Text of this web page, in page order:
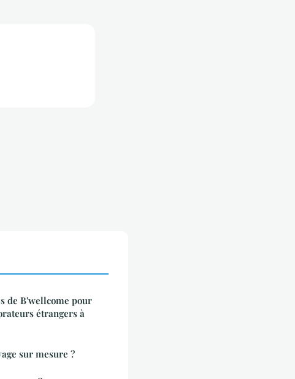
de B'wellcome pour
étrangers à
sur mesure ?